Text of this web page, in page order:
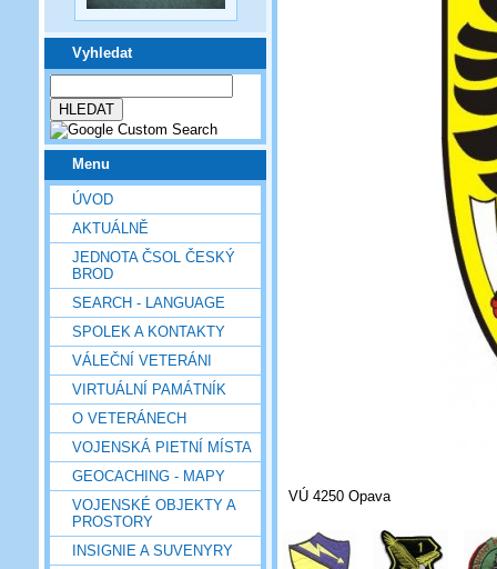
Vyhledat
Menu
ÚVOD
AKTUÁLNĚ
JEDNOTA ČSOL ČESKÝ
BROD
SEARCH - LANGUAGE
SPOLEK A KONTAKTY
VÁLEČNÍ VETERÁNI
VIRTUÁLNÍ PAMÁTNÍK
O VETERÁNECH
VOJENSKÁ PIETNÍ MÍSTA
GEOCACHING - MAPY
VOJENSKÉ OBJEKTY A
PROSTORY
INSIGNIE A SUVENYRY
VÚ 4250 Opava